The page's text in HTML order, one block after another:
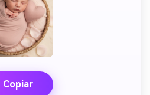
Copiar